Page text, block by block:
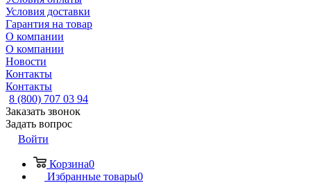
Условия доставки
Гарантия на товар
О компании
О компании
Новости
Контакты
Контакты
8 (800) 707 03 94
Заказать звонок
Задать вопрос
Войти
Корзина0
Избранные товары0